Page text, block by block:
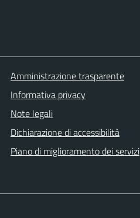
Amministrazione trasparente
Informativa privacy
Note legali
Dichiarazione di accessibilità
Piano di miglioramento dei servizi